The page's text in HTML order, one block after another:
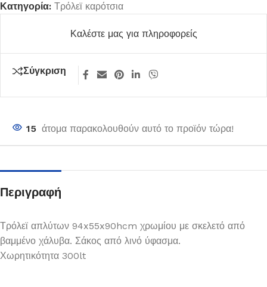
Κατηγορία: Τρόλεϊ καρότσια
Καλέστε μας για πληροφορείς
Σύγκριση
15 άτομα παρακολουθούν αυτό το προϊόν τώρα!
Περιγραφή
Τρόλεϊ απλύτων 94x55x90hcm χρωμίου με σκελετό από
βαμμένο χάλυβα. Σάκος από λινό ύφασμα.
Χωρητικότητα 300lt